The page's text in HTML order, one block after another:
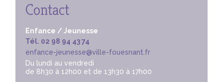
Contact
Enfance / Jeunesse
Tél. 02 98 94 43 74
enfance-jeunesse@ville-fouesnant.fr
Du lundi au vendredi
de 8h30 à 12h00 et de 13h30 à 17h00